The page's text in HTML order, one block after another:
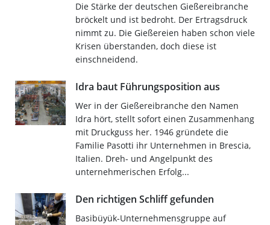
Die Stärke der deutschen Gießereibranche
bröckelt und ist bedroht. Der Ertragsdruck
nimmt zu. Die Gießereien haben schon viele
Krisen überstanden, doch diese ist
einschneidend.
Idra baut Führungsposition aus
Wer in der Gießereibranche den Namen
Idra hört, stellt sofort einen Zusammenhang
mit Druckguss her. 1946 gründete die
Familie Pasotti ihr Unternehmen in Brescia,
Italien. Dreh- und Angelpunkt des
unternehmerischen Erfolg...
Den richtigen Schliff gefunden
Basibüyük-Unternehmensgruppe auf